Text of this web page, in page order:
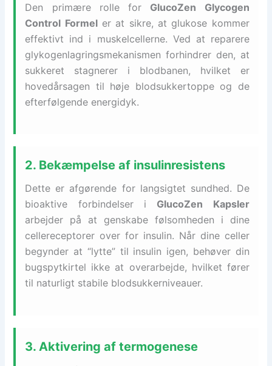
Den primære rolle for GlucoZen Glycogen
Control Formeler at sikre, at glukose kommer
effektivt ind i muskelcellerne. Ved at reparere
glykogenlagringsmekanismen forhindrer den, at
sukkeret stagnerer i blodbanen, hvilket er
hovedårsagen til høje blodsukkertoppe og de
efterfølgende energidyk.
2. Bekæmpelse af insulinresistens
Dette er afgørende for langsigtet sundhed. De
bioaktive forbindelser i GlucoZen Kapsler
arbejder på at genskabe følsomheden i dine
cellereceptorer over for insulin. Når dine celler
begynder at “lytte” til insulin igen, behøver din
bugspytkirtel ikke at overarbejde, hvilket fører
til naturligt stabile blodsukkerniveauer.
3. Aktivering af termogenese